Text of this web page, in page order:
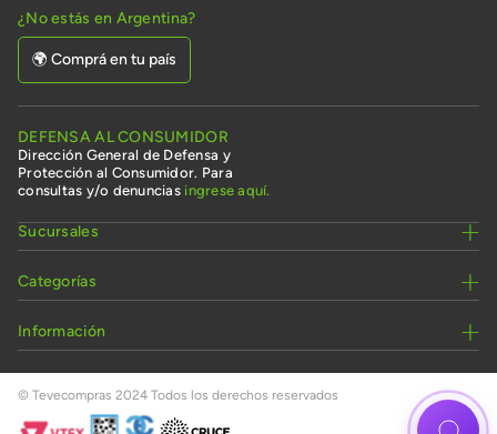
¿No estás en Argentina?
🌍 Comprá en tu país
DEFENSA AL CONSUMIDOR
Dirección General de Defensa y
Protección al Consumidor. Para
consultas y/o denuncias ingrese aquí.
Sucursales
Categorías
Información
© Tevecompras 2024 Todos los derechos reservados